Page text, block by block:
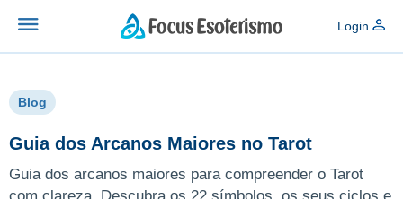
Login
Blog
Guia dos Arcanos Maiores no Tarot
Guia dos arcanos maiores para compreender o Tarot
com clareza. Descubra os 22 símbolos, os seus ciclos e